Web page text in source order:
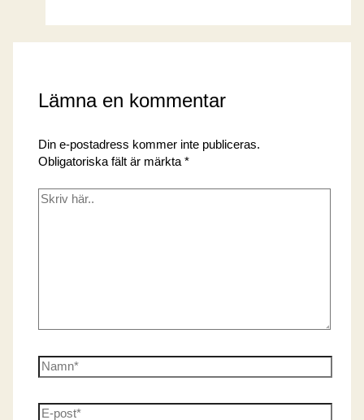
Lämna en kommentar
Din e-postadress kommer inte publiceras.
Obligatoriska fält är märkta*
Skriv
Namn*
E-